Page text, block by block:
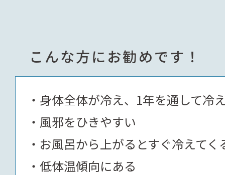
こんな方にお勧めです！
身体全体が冷え、1年を通して冷
風邪をひきやすい
お風呂から上がるとすぐ冷えてく
低体温傾向にある